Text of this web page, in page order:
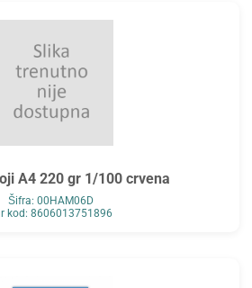
A4 220 gr 1/100 crvena
Šifra: 00HAM06D
kod: 8606013751896